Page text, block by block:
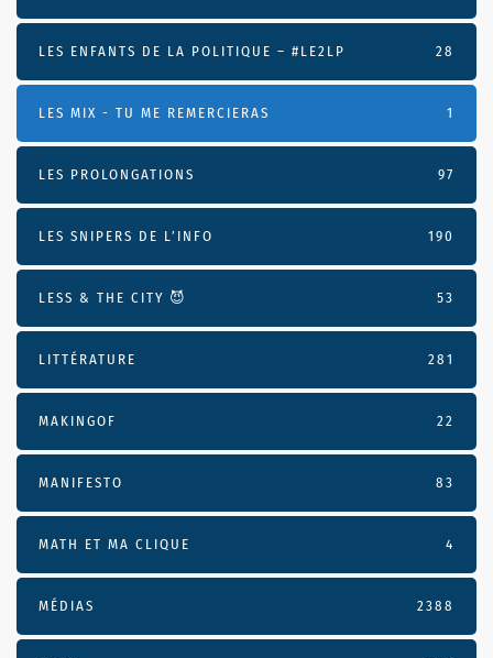
LES ENFANTS DE LA POLITIQUE – #LE2LP 28
LES MIX - TU ME REMERCIERAS 1
LES PROLONGATIONS 97
LES SNIPERS DE L’INFO 190
LESS & THE CITY 😈 53
LITTÉRATURE 281
MAKINGOF 22
MANIFESTO 83
MATH ET MA CLIQUE 4
MÉDIAS 2388